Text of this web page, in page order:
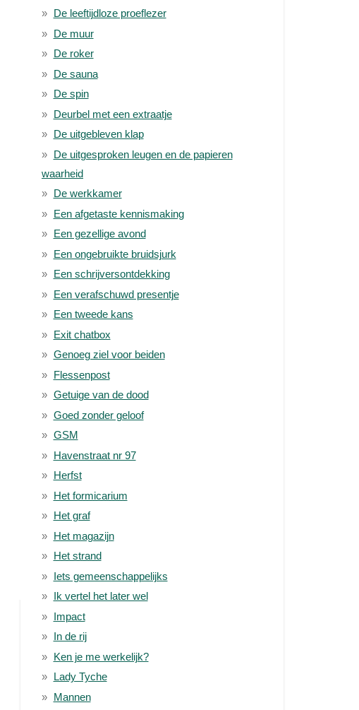
De leeftijdloze proeflezer
De muur
De roker
De sauna
De spin
Deurbel met een extraatje
De uitgebleven klap
De uitgesproken leugen en de papieren
waarheid
De werkkamer
Een afgetaste kennismaking
Een gezellige avond
Een ongebruikte bruidsjurk
Een schrijversontdekking
Een verafschuwd presentje
Een tweede kans
Exit chatbox
Genoeg ziel voor beiden
Flessenpost
Getuige van de dood
Goed zonder geloof
GSM
Havenstraat nr 97
Herfst
Het formicarium
Het graf
Het magazijn
Het strand
Iets gemeenschappelijks
Ik vertel het later wel
Impact
In de rij
Ken je me werkelijk?
Lady Tyche
Mannen